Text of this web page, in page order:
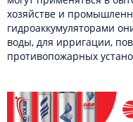
хозяйстве и
гидроаккумуляторами
воды, для ирригации,
противопожарных